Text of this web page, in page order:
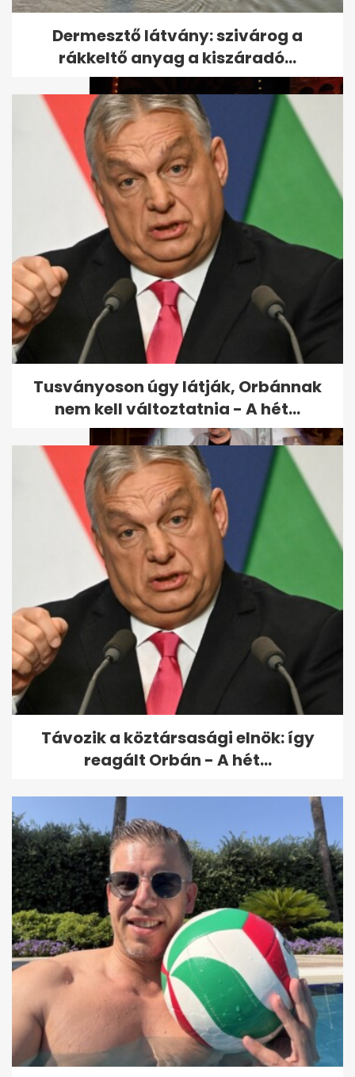
Elhunyt Kárászy Szilvia
Gyászol az Operettszínház: a
jótékonysági koncertet sem
élte...
Így készült a halálra Tahi Tóth
Dermesztő látvány: szivárog a
rákkeltő anyag a kiszáradó...
Tusványoson úgy látják, Orbánnak
nem kell változtatnia - A hét...
Távozik a köztársasági elnök: így
reagált Orbán - A hét...